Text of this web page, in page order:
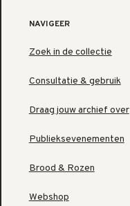
NAVIGEER
Zoek in de collectie
Consultatie & gebruik
Draag jouw archief over
Publieksevenementen
Brood & Rozen
Webshop